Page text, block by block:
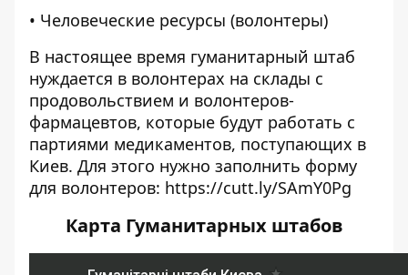
• Человеческие ресурсы (волонтеры)
В настоящее время гуманитарный штаб
нуждается в волонтерах на склады с
продовольствием и волонтеров-
фармацевтов, которые будут работать с
партиями медикаментов, поступающих в
Киев. Для этого нужно заполнить форму
для волонтеров: https://cutt.ly/SAmY0Pg
Карта Гуманитарных штабов